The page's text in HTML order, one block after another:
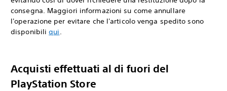
consegna. Maggiori informazioni su come annullare
l'operazione per evitare che l'articolo venga spedito sono
disponibiliqui.
Acquisti effettuati al di fuori del
PlayStation Store